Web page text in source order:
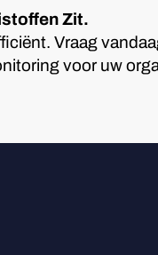
Zit.
Vraag
voor uw